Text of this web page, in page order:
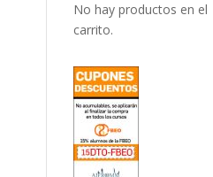
No hay productos en el
carrito.